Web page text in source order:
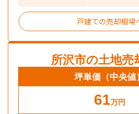
戸建ての売却相場
所沢市の土地売
坪単価 （中央値
61万円